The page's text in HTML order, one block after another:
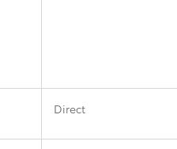
Direct